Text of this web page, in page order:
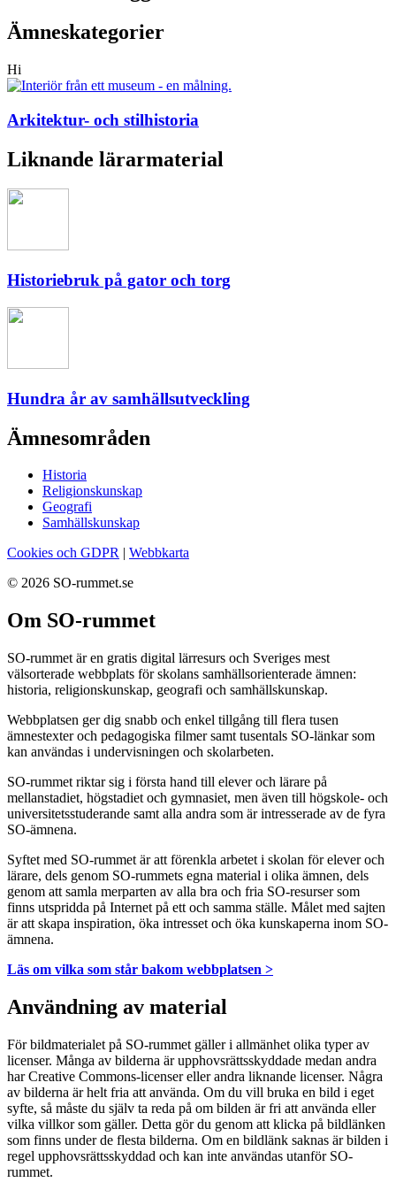
Ämneskategorier
Hi
Arkitektur- och stilhistoria
Liknande lärarmaterial
Historiebruk på gator och torg
Hundra år av samhällsutveckling
Ämnesområden
Historia
Religionskunskap
Geografi
Samhällskunskap
Cookies och GDPR | Webbkarta
© 2026 SO-rummet.se
Om SO-rummet
SO-rummet är en gratis digital lärresurs och Sveriges mest
välsorterade webbplats för skolans samhällsorienterade ämnen:
historia, religionskunskap, geografi och samhällskunskap.
Webbplatsen ger dig snabb och enkel tillgång till flera tusen
ämnestexter och pedagogiska filmer samt tusentals SO-länkar som
kan användas i undervisningen och skolarbeten.
SO-rummet riktar sig i första hand till elever och lärare på
mellanstadiet, högstadiet och gymnasiet, men även till högskole- och
universitetsstuderande samt alla andra som är intresserade av de fyra
SO-ämnena.
Syftet med SO-rummet är att förenkla arbetet i skolan för elever och
lärare, dels genom SO-rummets egna material i olika ämnen, dels
genom att samla merparten av alla bra och fria SO-resurser som
finns utspridda på Internet på ett och samma ställe. Målet med sajten
är att skapa inspiration, öka intresset och öka kunskaperna inom SO-
ämnena.
Läs om vilka som står bakom webbplatsen >
Användning av material
För bildmaterialet på SO-rummet gäller i allmänhet olika typer av
licenser. Många av bilderna är upphovsrättsskyddade medan andra
har Creative Commons-licenser eller andra liknande licenser. Några
av bilderna är helt fria att använda. Om du vill bruka en bild i eget
syfte, så måste du själv ta reda på om bilden är fri att använda eller
vilka villkor som gäller. Detta gör du genom att klicka på bildlänken
som finns under de flesta bilderna. Om en bildlänk saknas är bilden i
regel upphovsrättsskyddad och kan inte användas utanför SO-
rummet.